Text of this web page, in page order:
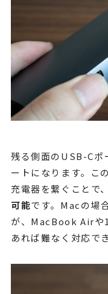
残る側面のUSB-Cポ
ートになります。こ
充電器を繋ぐことで
可能です。Macの場
が、MacBook Airや
あれば難なく対応で